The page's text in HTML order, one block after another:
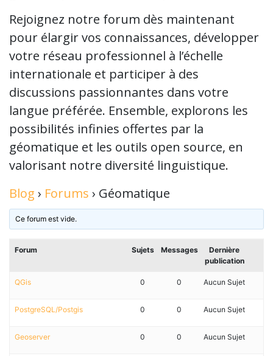
Rejoignez notre forum dès maintenant
pour élargir vos connaissances, développer
votre réseau professionnel à l’échelle
internationale et participer à des
discussions passionnantes dans votre
langue préférée. Ensemble, explorons les
possibilités infinies offertes par la
géomatique et les outils open source, en
valorisant notre diversité linguistique.
Blog › Forums › Géomatique
Ce forum est vide.
Forum Sujets Messages
Dernière
publication
QGis 0 0 Aucun Sujet
PostgreSQL/Postgis 0 0 Aucun Sujet
Geoserver 0 0 Aucun Sujet